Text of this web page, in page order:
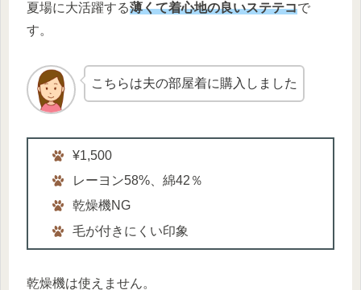
夏場に大活躍する薄くて着心地の良いステテコで
す。
こちらは夫の部屋着に購入しました
¥1,500
レーヨン58%、綿42％
乾燥機NG
毛が付きにくい印象
乾燥機は使えません。